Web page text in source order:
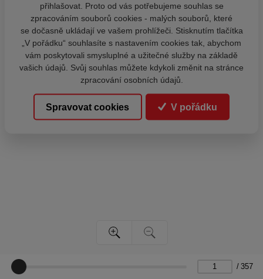
/ 357
přihlašovat. Proto od vás potřebujeme souhlas se
zpracováním souborů cookies - malých souborů, které
se dočasně ukládají ve vašem prohlížeči. Stisknutím tlačítka
„V pořádku“ souhlasíte s nastavením cookies tak, abychom
vám poskytovali smysluplné a užitečné služby na základě
vašich údajů. Svůj souhlas můžete kdykoli změnit na stránce
zpracování osobních údajů.
Spravovat cookies V pořádku